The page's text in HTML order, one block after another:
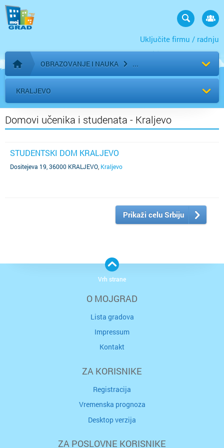
Uključite firmu / radnju
Početna stranica
OBRAZOVANJE I NAUKA
KRALJEVO
Domovi učenika i studenata - Kraljevo
STUDENTSKI DOM KRALJEVO
Dositejeva 19, 36000 KRALJEVO Kraljevo
Prikaži celu Srbiju
O MOJGRAD
Lista gradova
Impressum
Kontakt
ZA KORISNIKE
Registracija
Vremenska prognoza
Desktop verzija
ZA POSLOVNE KORISNIKE
Vrh strane